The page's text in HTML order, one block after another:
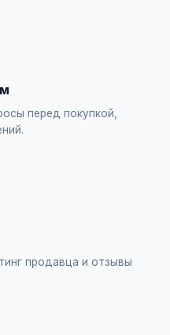
перед покупкой,
продавца и отзывы